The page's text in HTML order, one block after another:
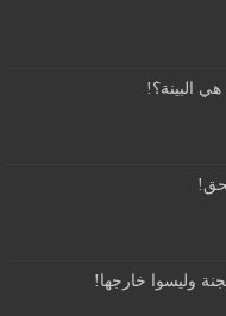
البينة؟!
وليسوا خارجها!